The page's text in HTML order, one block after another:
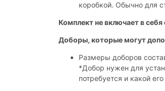
коробкой. Обычно для
Комплект не включает в
Доборы, которые могут
Размеры доборов
*Добор нужен для
потребуется и какой